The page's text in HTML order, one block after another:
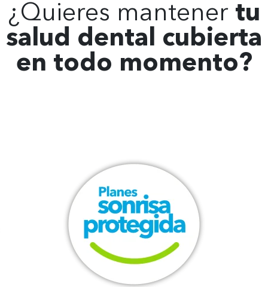
¿Quieres mantener tu
salud dental cubierta
en todo momento?